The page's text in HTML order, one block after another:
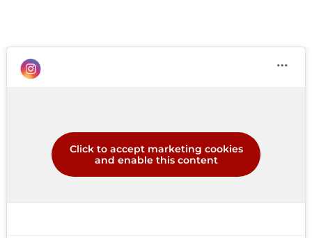
Click to accept marketing cookies
and enable this content